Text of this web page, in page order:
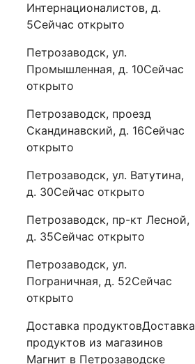
Интернационалистов, д.
5Сейчас открыто
Петрозаводск, ул.
Промышленная, д. 10Сейчас
открыто
Петрозаводск, проезд
Скандинавский, д. 16Сейчас
открыто
Петрозаводск, ул. Ватутина,
д. 30Сейчас открыто
Петрозаводск, пр-кт Лесной,
д. 35Сейчас открыто
Петрозаводск, ул.
Пограничная, д. 52Сейчас
открыто
Доставка продуктовДоставка
продуктов из магазинов
Магнит в Петрозаводске